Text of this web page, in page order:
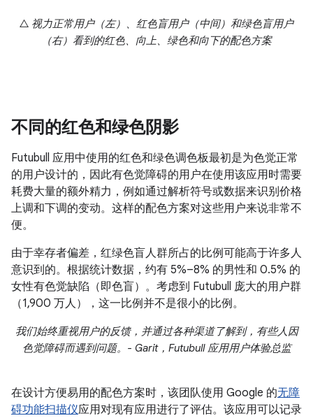
△ 视力正常用户（左）、红色盲用户（中间）和绿色盲用户
（右）看到的红色、向上、绿色和向下的配色方案
不同的红色和绿色阴影
Futubull 应用中使用的红色和绿色调色板最初是为色觉正常
的用户设计的，因此有色觉障碍的用户在使用该应用时需要
耗费大量的额外精力，例如通过解析符号或数据来识别价格
上调和下调的变动。这样的配色方案对这些用户来说非常不
便。
由于幸存者偏差，红绿色盲人群所占的比例可能高于许多人
意识到的。根据统计数据，约有 5%–8% 的男性和 0.5% 的
女性有色觉缺陷（即色盲）。考虑到 Futubull 庞大的用户群
（1,900 万人），这一比例并不是很小的比例。
我们始终重视用户的反馈，并通过各种渠道了解到，有些人因
色觉障碍而遇到问题。- Garit，Futubull 应用用户体验总监
在设计方便易用的配色方案时，该团队使用 Google 的无障
碍功能扫描仪应用对现有应用进行了评估。该应用可以记录